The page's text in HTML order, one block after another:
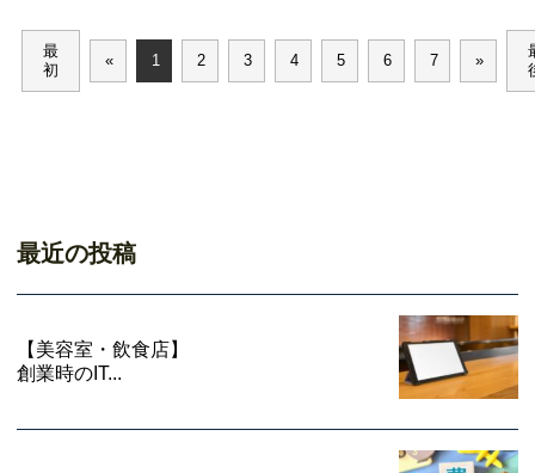
最
初
« 1 2 3 4 5 6 7 »
最近の投稿
【美容室・飲食店】
創業時のIT...